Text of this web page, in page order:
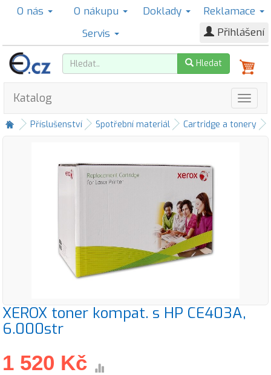
O nás O nákupu Doklady
Reklamace
Servis
Přihlášení
Hledat
Katalog
Příslušenství Spotřební materiál Cartridge a tonery
XEROX toner kompat. s HP CE403A,
6.000str
1 520 Kč